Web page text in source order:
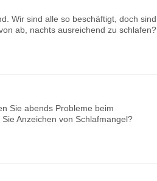
Wir sind alle so beschäftigt, doch sind
ab, nachts ausreichend zu schlafen?
Sie abends Probleme beim
Anzeichen von Schlafmangel?